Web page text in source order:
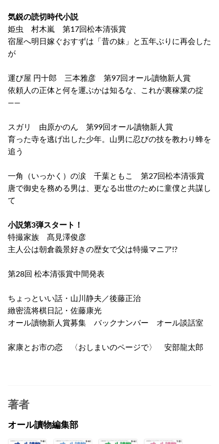
気鋭の読切時代小説
姫虫 村木嵐 第17回松本清張賞
宿屋へ明日嫁ぐおすずは「昔の妹」と五年ぶりに再会した
が
運び屋 円十郎 三本雅彦 第97回オール讀物新人賞
依頼人の正体と何を運ぶかは知るな、これが裏稼業の掟
――
スガリ 由原かのん 第99回オール讀物新人賞
育った寺を逃げ出した少年。山男に忍びの技を教わり蜂を
追う
一角（いっかく）の涙 千葉ともこ 第27回松本清張賞
唐で御史を務める男は、更なる出世のために童僕と共謀し
て
小説第3弾スタート！
特撮家族 髙見澤俊彦
主人公は朝倉義景好きの歴女で父は特撮マニア!?
第28回 松本清張賞中間発表
ちょっといい話・山川静夫／後藤正治
緻密流将棋日記・佐藤康光
オール讀物新人賞募集 バックナンバー オール談話室
家康とお市の恋 〈おしまいのページで〉 安部龍太郎
著者
オール讀物編集部